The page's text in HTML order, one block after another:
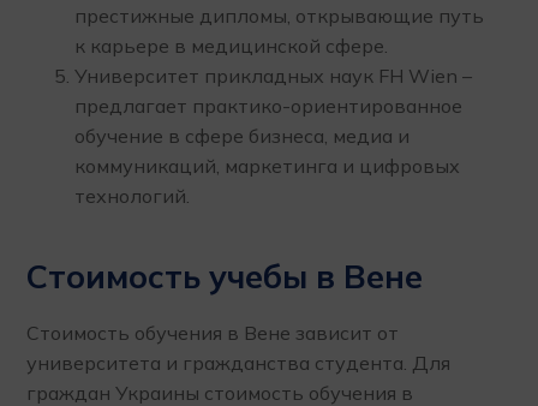
престижные дипломы, открывающие путь
к карьере в медицинской сфере.
Университет прикладных наук FH Wien –
предлагает практико-ориентированное
обучение в сфере бизнеса, медиа и
коммуникаций, маркетинга и цифровых
технологий.
Стоимость учебы в Вене
Стоимость обучения в Вене зависит от
университета и гражданства студента. Для
граждан Украины стоимость обучения в